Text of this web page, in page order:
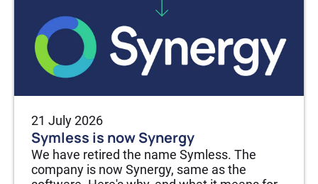
21 July 2026
Symless is now Synergy
We have retired the name Symless. The
company is now Synergy, same as the